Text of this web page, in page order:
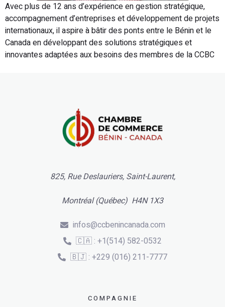
Avec plus de 12 ans d’expérience en gestion stratégique,
accompagnement d’entreprises et développement de projets
internationaux, il aspire à bâtir des ponts entre le Bénin et le
Canada en développant des solutions stratégiques et
innovantes adaptées aux besoins des membres de la CCBC
825, Rue Deslauriers, Saint-Laurent,
Montréal (Québec) H4N 1X3
infos@ccbenincanada.com
🇨🇦 : +1(514) 582-0532
🇧🇯 : +229 (016) 211-7777
COMPAGNIE